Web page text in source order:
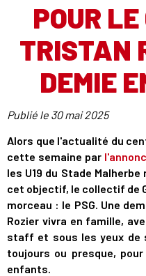
POUR
TRISTAN
DEMIE
Publié le 30 mai 2025
Alors que l'actualité du
cette semaine par
les U19 du Stade
cet objectif, le collectif de
morceau : le PSG. Une
Rozier vivra en famille,
staff et sous les yeux de
toujours ou presque,
enfants.